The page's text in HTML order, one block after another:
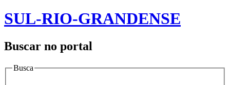
SUL-RIO-GRANDENSE
Buscar no portal
Busca